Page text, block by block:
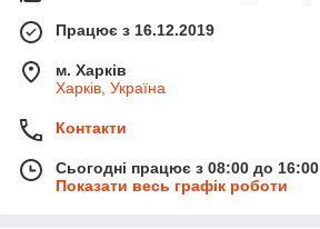
Працює з 16.12.2019
м. Харків
Харків, Україна
Контакти
Сьогодні працює з 08:00 до 16:00
Показати весь графік роботи